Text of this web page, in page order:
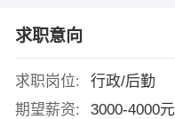
求职意向
求职岗位:
行政/后勤
期望薪资:
3000-4000元